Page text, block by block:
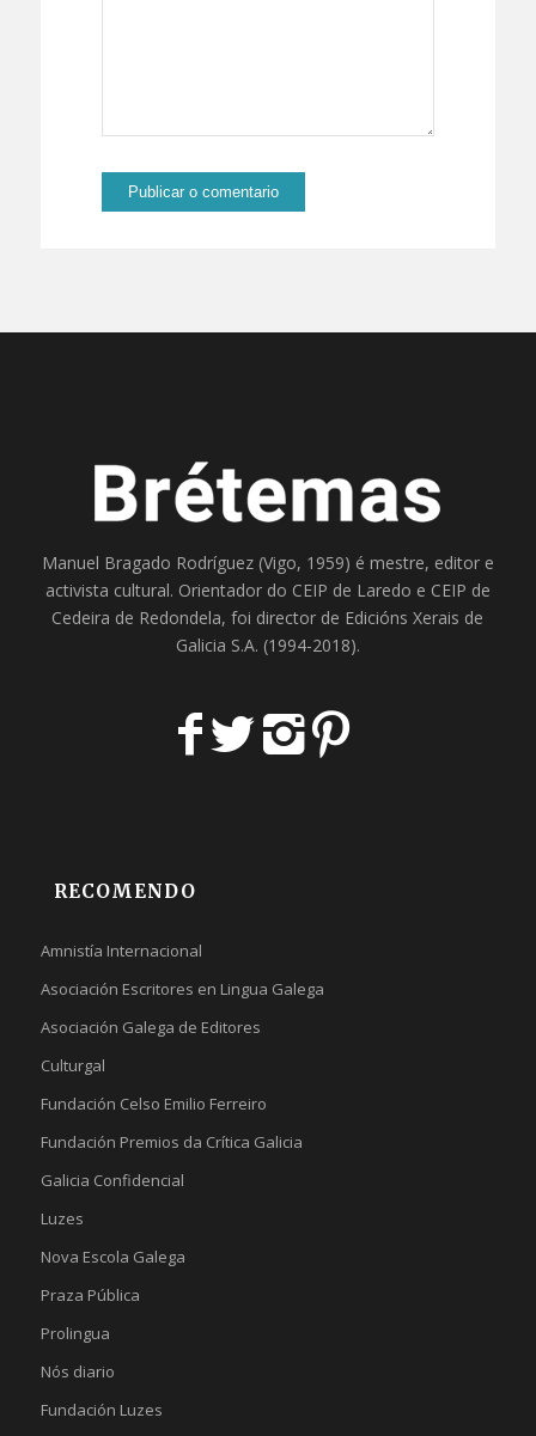
Manuel Bragado Rodríguez (Vigo, 1959) é mestre, editor e
activista cultural. Orientador do CEIP de Laredo e CEIP de
Cedeira de Redondela, foi director de Edicións Xerais de
Galicia S.A. (1994-2018).
RECOMENDO
Amnistía Internacional
Asociación Escritores en Lingua Galega
Asociación Galega de Editores
Culturgal
Fundación Celso Emilio Ferreiro
Fundación Premios da Crítica Galicia
Galicia Confidencial
Luzes
Nova Escola Galega
Praza Pública
Prolingua
Nós diario
Fundación Luzes